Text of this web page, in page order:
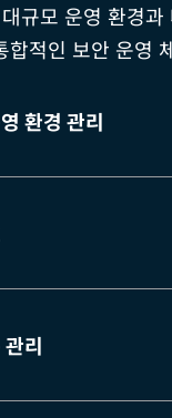
규모 운영 환경
합적인 보안 운영
환경 관리
리